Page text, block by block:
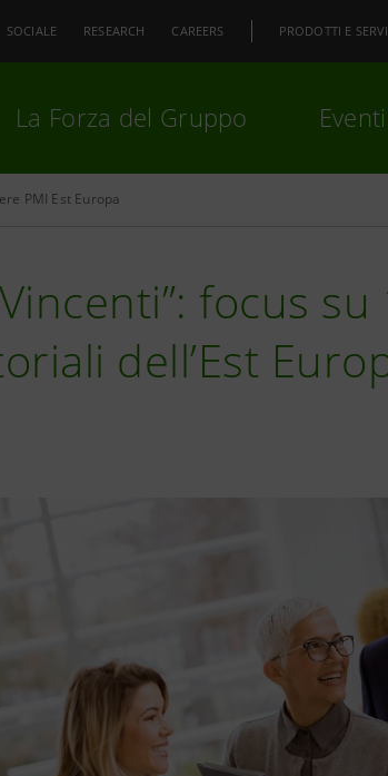
SOCIALE RESEARCH CAREERS PRODOTTI E
La Forza del Gruppo
PMI Est Europa
focus
dell’Est